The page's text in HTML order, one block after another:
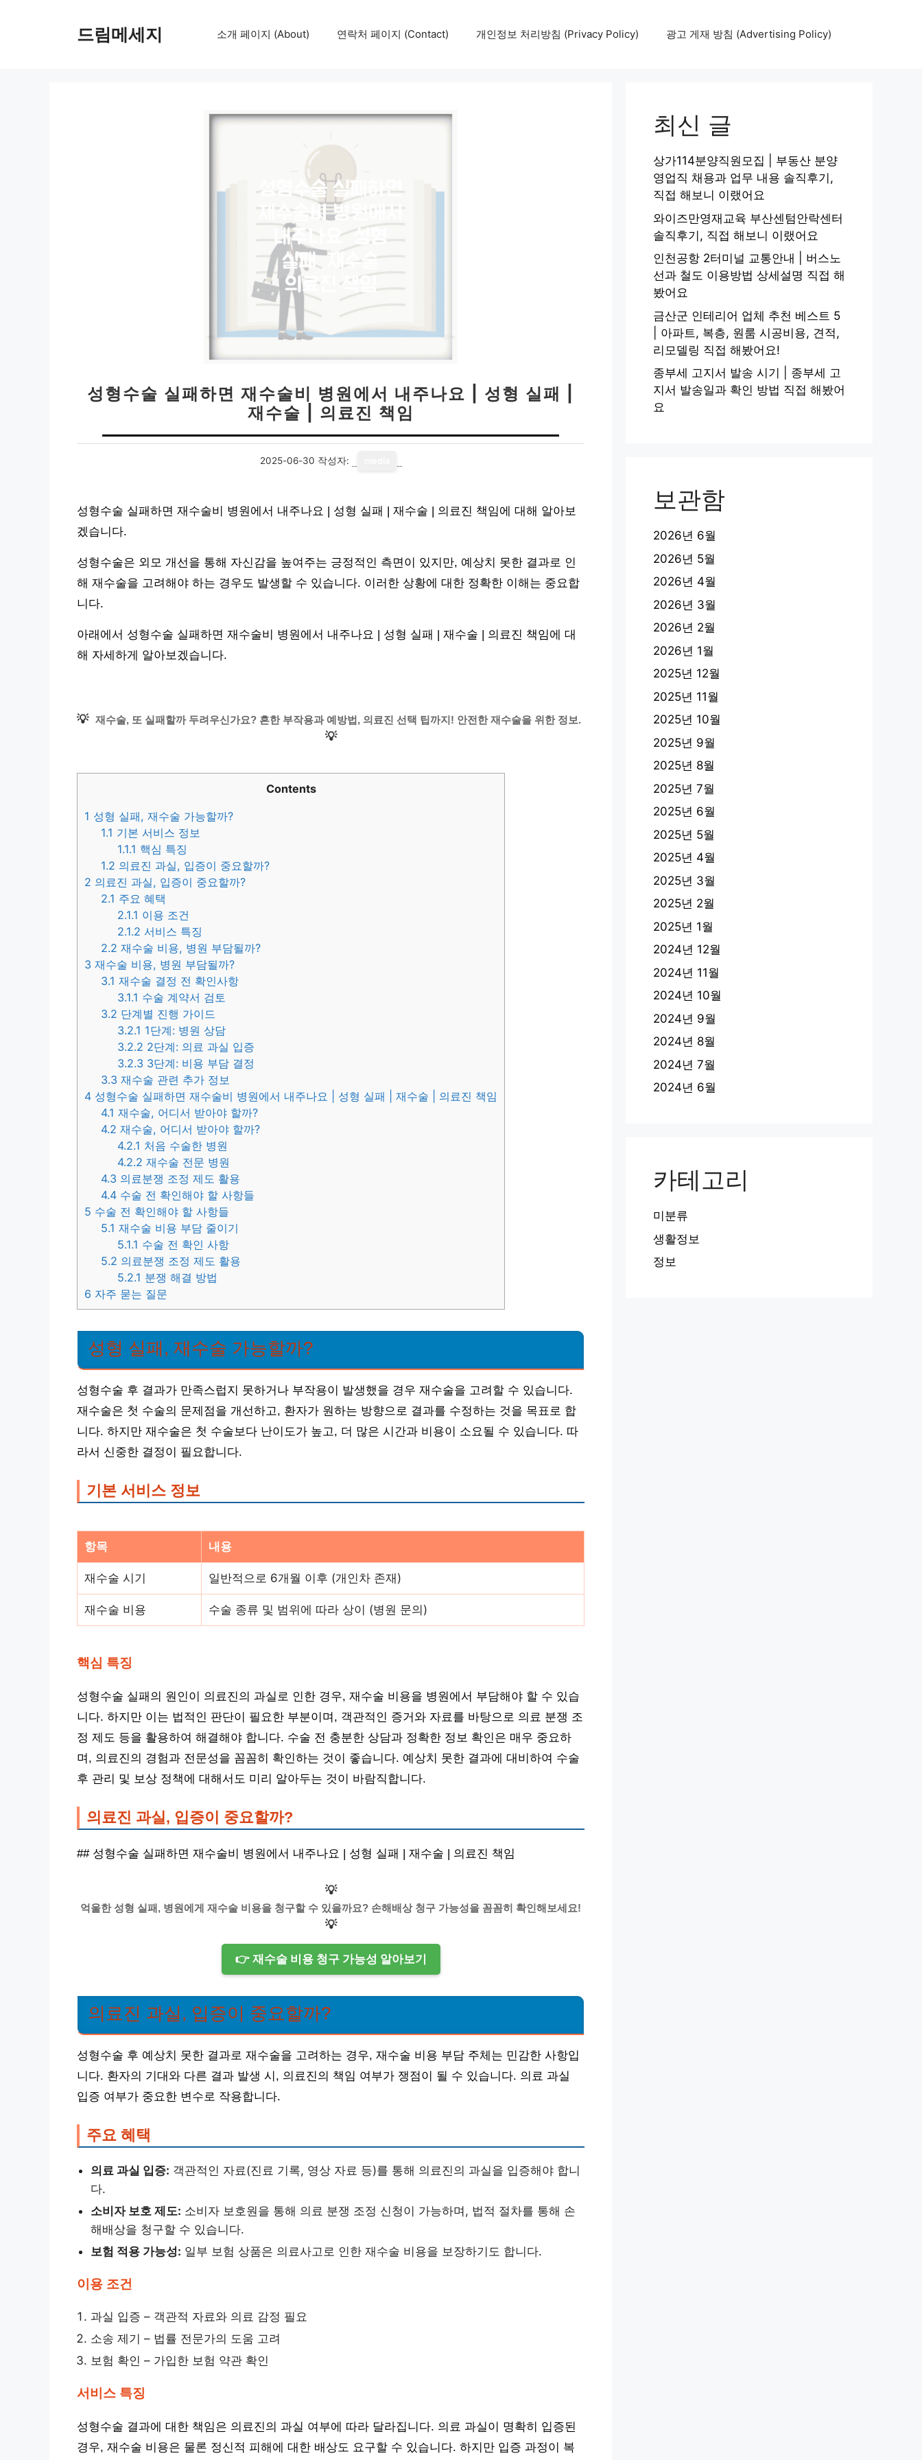
드림메세지 소개 페이지 (About) 연락처 페이지 (Contact) 개인정보 처리방침 (Privacy Policy) 광고 게재 방침 (Advertising Policy)
성형수술 실패하면 재수술비 병원에서 내주나요 | 성형 실패 |
재수술 | 의료진 책임
2025-06-30 작성자:
성형수술 실패하면 재수술비 병원에서 내주나요 | 성형 실패 | 재수술 | 의료진 책임에 대해 알아보
겠습니다.
성형수술은 외모 개선을 통해 자신감을 높여주는 긍정적인 측면이 있지만, 예상치 못한 결과로 인
해 재수술을 고려해야 하는 경우도 발생할 수 있습니다. 이러한 상황에 대한 정확한 이해는 중요합
니다.
아래에서 성형수술 실패하면 재수술비 병원에서 내주나요 | 성형 실패 | 재수술 | 의료진 책임에 대
해 자세하게 알아보겠습니다.
💡 재수술, 또 실패할까 두려우신가요? 흔한 부작용과 예방법, 의료진 선택 팁까지! 안전한 재수술을 위한 정보.
💡
Contents
1 성형 실패, 재수술 가능할까?
1.1 기본 서비스 정보
1.1.1 핵심 특징
1.2 의료진 과실, 입증이 중요할까?
2 의료진 과실, 입증이 중요할까?
2.1 주요 혜택
2.1.1 이용 조건
2.1.2 서비스 특징
2.2 재수술 비용, 병원 부담될까?
3 재수술 비용, 병원 부담될까?
3.1 재수술 결정 전 확인사항
3.1.1 수술 계약서 검토
3.2 단계별 진행 가이드
3.2.1 1단계: 병원 상담
3.2.2 2단계: 의료 과실 입증
3.2.3 3단계: 비용 부담 결정
3.3 재수술 관련 추가 정보
4 성형수술 실패하면 재수술비 병원에서 내주나요 | 성형 실패 | 재수술 | 의료진 책임
4.1 재수술, 어디서 받아야 할까?
4.2 재수술, 어디서 받아야 할까?
4.2.1 처음 수술한 병원
4.2.2 재수술 전문 병원
4.3 의료분쟁 조정 제도 활용
4.4 수술 전 확인해야 할 사항들
5 수술 전 확인해야 할 사항들
5.1 재수술 비용 부담 줄이기
5.1.1 수술 전 확인 사항
5.2 의료분쟁 조정 제도 활용
5.2.1 분쟁 해결 방법
6 자주 묻는 질문
성형 실패, 재수술 가능할까?
성형수술 후 결과가 만족스럽지 못하거나 부작용이 발생했을 경우 재수술을 고려할 수 있습니다.
재수술은 첫 수술의 문제점을 개선하고, 환자가 원하는 방향으로 결과를 수정하는 것을 목표로 합
니다. 하지만 재수술은 첫 수술보다 난이도가 높고, 더 많은 시간과 비용이 소요될 수 있습니다. 따
라서 신중한 결정이 필요합니다.
기본 서비스 정보
항목 내용
재수술 시기 일반적으로 6개월 이후 (개인차 존재)
재수술 비용 수술 종류 및 범위에 따라 상이 (병원 문의)
핵심 특징
성형수술 실패의 원인이 의료진의 과실로 인한 경우, 재수술 비용을 병원에서 부담해야 할 수 있습
니다. 하지만 이는 법적인 판단이 필요한 부분이며, 객관적인 증거와 자료를 바탕으로 의료 분쟁 조
정 제도 등을 활용하여 해결해야 합니다. 수술 전 충분한 상담과 정확한 정보 확인은 매우 중요하
며, 의료진의 경험과 전문성을 꼼꼼히 확인하는 것이 좋습니다. 예상치 못한 결과에 대비하여 수술
후 관리 및 보상 정책에 대해서도 미리 알아두는 것이 바람직합니다.
의료진 과실, 입증이 중요할까?
## 성형수술 실패하면 재수술비 병원에서 내주나요 | 성형 실패 | 재수술 | 의료진 책임
💡
억울한 성형 실패, 병원에게 재수술 비용을 청구할 수 있을까요? 손해배상 청구 가능성을 꼼꼼히 확인해보세요!
💡
👉 재수술 비용 청구 가능성 알아보기
의료진 과실, 입증이 중요할까?
성형수술 후 예상치 못한 결과로 재수술을 고려하는 경우, 재수술 비용 부담 주체는 민감한 사항입
니다. 환자의 기대와 다른 결과 발생 시, 의료진의 책임 여부가 쟁점이 될 수 있습니다. 의료 과실
입증 여부가 중요한 변수로 작용합니다.
주요 혜택
의료 과실 입증: 객관적인 자료(진료 기록, 영상 자료 등)를 통해 의료진의 과실을 입증해야 합니
다.
소비자 보호 제도: 소비자 보호원을 통해 의료 분쟁 조정 신청이 가능하며, 법적 절차를 통해 손
해배상을 청구할 수 있습니다.
보험 적용 가능성: 일부 보험 상품은 의료사고로 인한 재수술 비용을 보장하기도 합니다.
이용 조건
과실 입증 – 객관적 자료와 의료 감정 필요
소송 제기 – 법률 전문가의 도움 고려
보험 확인 – 가입한 보험 약관 확인
서비스 특징
성형수술 결과에 대한 책임은 의료진의 과실 여부에 따라 달라집니다. 의료 과실이 명확히 입증된
경우, 재수술 비용은 물론 정신적 피해에 대한 배상도 요구할 수 있습니다. 하지만 입증 과정이 복
최신 글
상가114분양직원모집 | 부동산 분양
영업직 채용과 업무 내용 솔직후기,
직접 해보니 이랬어요
와이즈만영재교육 부산센텀안락센터
솔직후기, 직접 해보니 이랬어요
인천공항 2터미널 교통안내 | 버스노
선과 철도 이용방법 상세설명 직접 해
봤어요
금산군 인테리어 업체 추천 베스트 5
| 아파트, 복층, 원룸 시공비용, 견적,
리모델링 직접 해봤어요!
종부세 고지서 발송 시기 | 종부세 고
지서 발송일과 확인 방법 직접 해봤어
요
보관함
2026년 6월
2026년 5월
2026년 4월
2026년 3월
2026년 2월
2026년 1월
2025년 12월
2025년 11월
2025년 10월
2025년 9월
2025년 8월
2025년 7월
2025년 6월
2025년 5월
2025년 4월
2025년 3월
2025년 2월
2025년 1월
2024년 12월
2024년 11월
2024년 10월
2024년 9월
2024년 8월
2024년 7월
2024년 6월
카테고리
미분류
생활정보
정보